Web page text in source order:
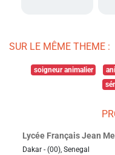
SUR LE MÊME THEME :
soigneur animalier
Lycée Français Jean
Dakar - (00), Senegal